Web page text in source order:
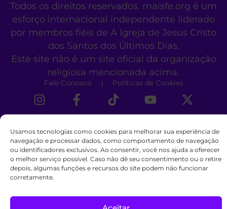
Usamos tecnologias como cookies para melhorar sua experiência de
navegação e processar dados, como comportamento de navegação
ou identificadores exclusivos. Ao consentir, você nos ajuda a oferecer
o melhor serviço possível. Caso não dê seu consentimento ou o retire
depois, algumas funções e recursos do site podem não funcionar
corretamente.
Todos os direitos reservados. maisfe.org é um
esforço internacional independente liderado
por membros fiéis de A Igreja de Jesus Cristo
dos Santos dos Últimos Dias.
Este site não é um site oficial da organização
religiosa mencionada acima.
Fale Conosco Políticas de Cookies